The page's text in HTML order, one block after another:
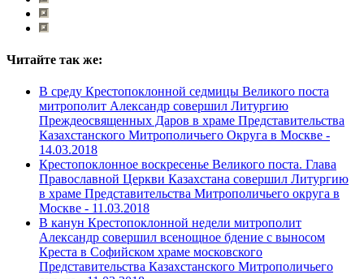
Читайте так же:
В среду Крестопоклонной седмицы Великого поста
митрополит Александр совершил Литургию
Преждеосвященных Даров в храме Представительства
Казахстанского Митрополичьего Округа в Москве -
14.03.2018
Крестопоклонное воскресенье Великого поста. Глава
Православной Церкви Казахстана совершил Литургию
в храме Представительства Митрополичьего округа в
Москве - 11.03.2018
В канун Крестопоклонной недели митрополит
Александр совершил всенощное бдение с выносом
Креста в Софийском храме московского
Представительства Казахстанского Митрополичьего